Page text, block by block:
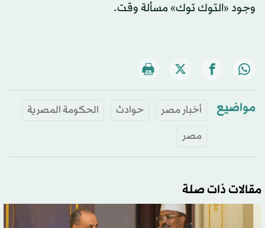
وجود «التوك توك» مسألة وقت.
مواضيع أخبار مصر حوادث
الحكومة المصرية
مصر
مقالات ذات صلة